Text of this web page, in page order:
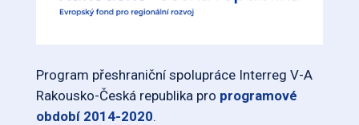
Program přeshraniční spolupráce Interreg V-A
Rakousko-Česká republika pro programové
období 2014-2020.